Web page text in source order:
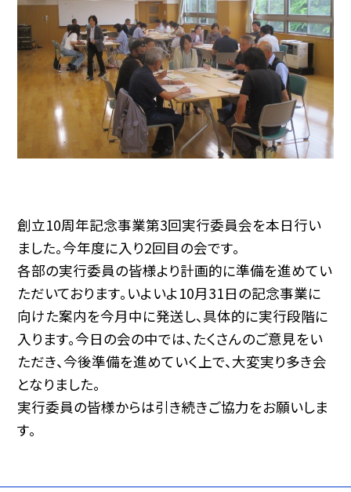
創立10周年記念事業第3回実行委員会を本日行い
ました。今年度に入り2回目の会です。
各部の実行委員の皆様より計画的に準備を進めてい
ただいております。いよいよ10月31日の記念事業に
向けた案内を今月中に発送し、具体的に実行段階に
入ります。今日の会の中では、たくさんのご意見をい
ただき、今後準備を進めていく上で、大変実り多き会
となりました。
実行委員の皆様からは引き続きご協力をお願いしま
す。